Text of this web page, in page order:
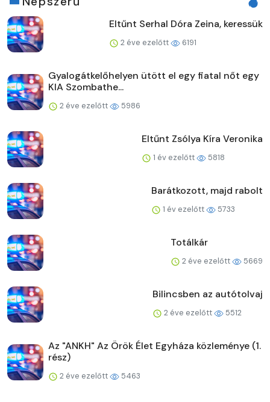
Eltűnt Serhal Dóra Zeina, keressük
2 éve ezelőtt 6191
Gyalogátkelőhelyen ütött el egy fiatal nőt egy
KIA Szombathe...
2 éve ezelőtt 5986
Eltűnt Zsólya Kíra Veronika
1 év ezelőtt 5818
Barátkozott, majd rabolt
1 év ezelőtt 5733
Totálkár
2 éve ezelőtt 5669
Bilincsben az autótolvaj
2 éve ezelőtt 5512
Az "ANKH" Az Örök Élet Egyháza közleménye (1.
rész)
2 éve ezelőtt 5463